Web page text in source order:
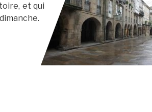
et qui